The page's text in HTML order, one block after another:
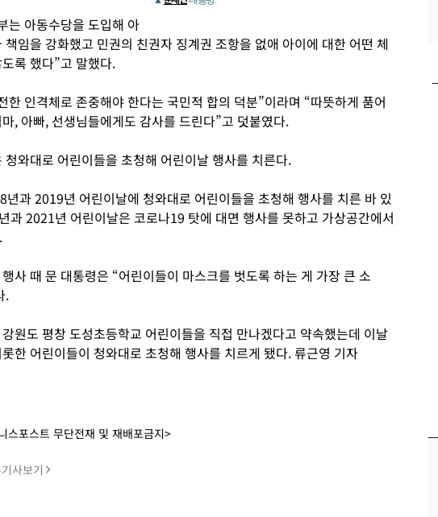
는 아동수당을 도입해 아
책임을 강화했고 민권의 친권자 징계권 조항을 없애 아이에 대한 어떤 체
록 했다”고 말했다.
한 인격체로 존중해야 한다는 국민적 합의 덕분”이라며 “따뜻하게 품어
, 아빠, 선생님들에게도 감사를 드린다”고 덧붙였다.
청와대로 어린이들을 초청해 어린이날 행사를 치른다.
년과 2019년 어린이날에 청와대로 어린이들을 초청해 행사를 치른 바 있
과 2021년 어린이날은 코로나19 탓에 대면 행사를 못하고 가상공간에서
사 때 문 대통령은 “어린이들이 마스크를 벗도록 하는 게 가장 큰 소
.
원도 평창 도성초등학교 어린이들을 직접 만나겠다고 약속했는데 이날
한 어린이들이 청와대로 초청해 행사를 치르게 됐다. 류근영 기자
스포스트 무단전재 및 재배포금지>
사보기